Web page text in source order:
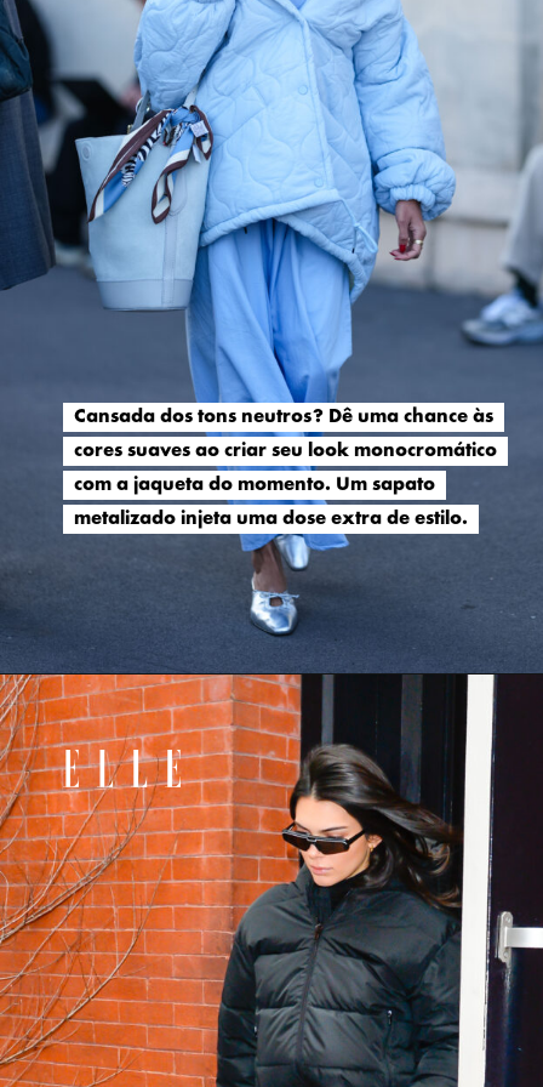
Cansada dos tons neutros? Dê uma chance às
cores suaves ao criar seu look monocromático
com a jaqueta do momento. Um sapato
metalizado injeta uma dose extra de estilo.
Cansada dos tons neutros? Dê uma chance às
cores suaves ao criar seu look monocromático
com a jaqueta do momento. Um sapato
metalizado injeta uma dose extra de estilo.